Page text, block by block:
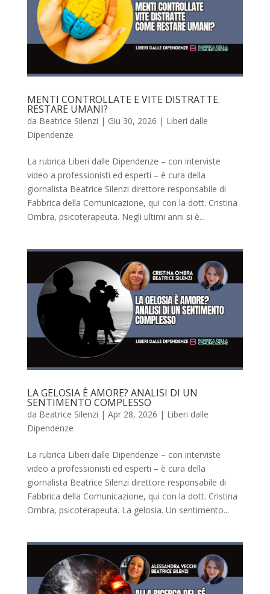
MENTI CONTROLLATE E VITE DISTRATTE.
RESTARE UMANI?
da Beatrice Silenzi | Giu 30, 2026 | Liberi dalle
Dipendenze
La rubrica Liberi dalle Dipendenze – con interviste
video a professionisti ed esperti – è cura della
giornalista Beatrice Silenzi direttore responsabile di
Fabbrica della Comunicazione, qui con la dott. Cristina
Ombra, psicoterapeuta. Negli ultimi anni si è...
LA GELOSIA È AMORE? ANALISI DI UN
SENTIMENTO COMPLESSO
da Beatrice Silenzi | Apr 28, 2026 | Liberi dalle
Dipendenze
La rubrica Liberi dalle Dipendenze – con interviste
video a professionisti ed esperti – è cura della
giornalista Beatrice Silenzi direttore responsabile di
Fabbrica della Comunicazione, qui con la dott. Cristina
Ombra, psicoterapeuta. La gelosia. Un sentimento...